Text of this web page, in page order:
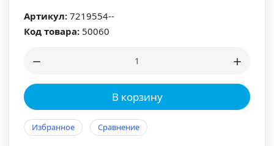
Артикул: 7219554--
Код товара: 50060
В корзину
Избранное Сравнение